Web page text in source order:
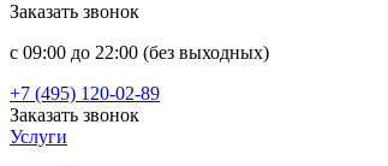
Заказать звонок
с 09:00 до 22:00 (без выходных)
+7 (495) 120-02-89
Заказать звонок
Услуги